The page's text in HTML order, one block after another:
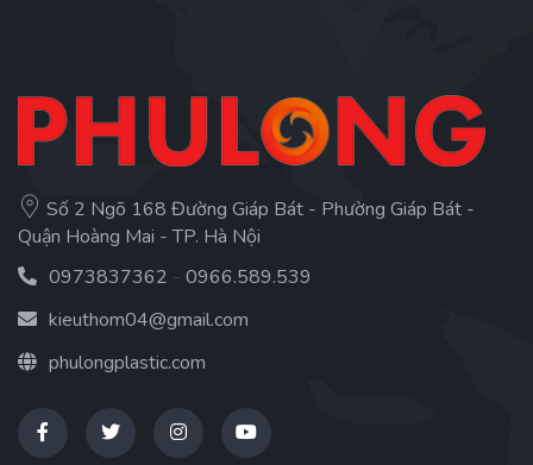
Số 2 Ngõ 168 Đường Giáp Bát - Phường Giáp Bát -
Quận Hoàng Mai - TP. Hà Nội
0973837362 - 0966.589.539
kieuthom04@gmail.com
phulongplastic.com